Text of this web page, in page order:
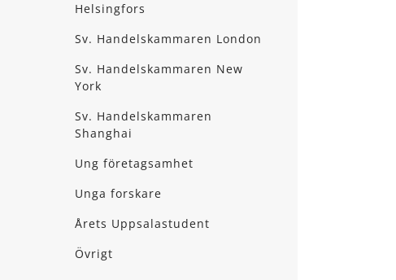
Helsingfors
Sv. Handelskammaren London
Sv. Handelskammaren New
York
Sv. Handelskammaren
Shanghai
Ung företagsamhet
Unga forskare
Årets Uppsalastudent
Övrigt